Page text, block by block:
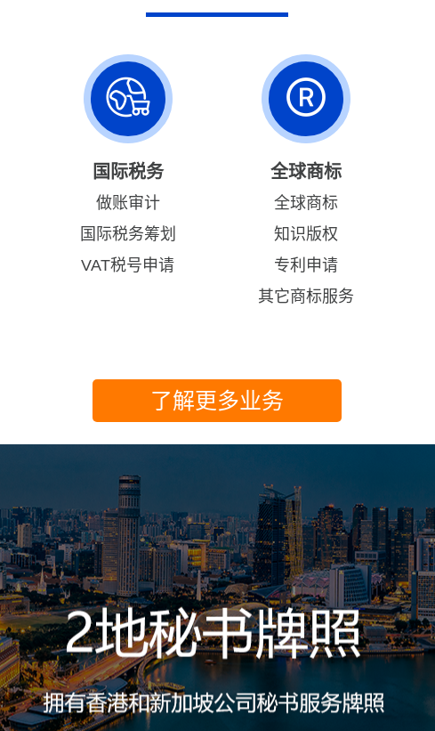
国际税务
做账审计
国际税务筹划
VAT税号申请
全球商标
全球商标
知识版权
专利申请
其它商标服务
了解更多业务